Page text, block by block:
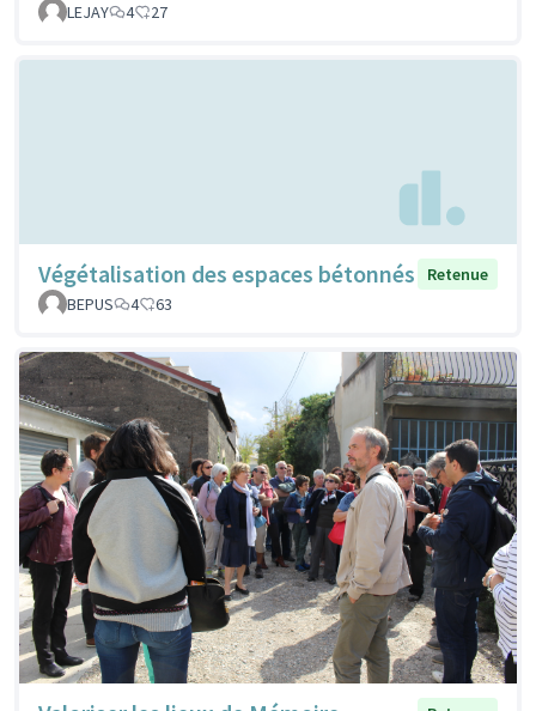
LEJAY 4 27
Végétalisation des espaces bétonnés
Retenue
BEPUS
4 63